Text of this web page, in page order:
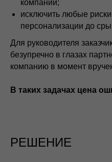
компаний;
исключить любые
персонализации до
Для руководителя
безупречно в глазах
компанию в момент
В таких задачах цена
РЕШЕНИЕ